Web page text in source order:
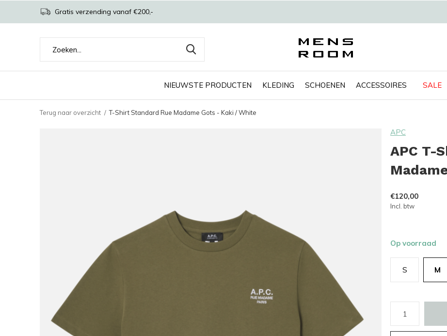
NIEUWSTE PRODUCTEN KLEDING SCHOENEN ACCESSOIRES SALE
Gratis verzending vanaf €200,-
Terug naar overzicht T-Shirt Standard Rue Madame Gots - Kaki / White
APC
APC T-
€120,00
Incl. btw
Op voorraad
S M